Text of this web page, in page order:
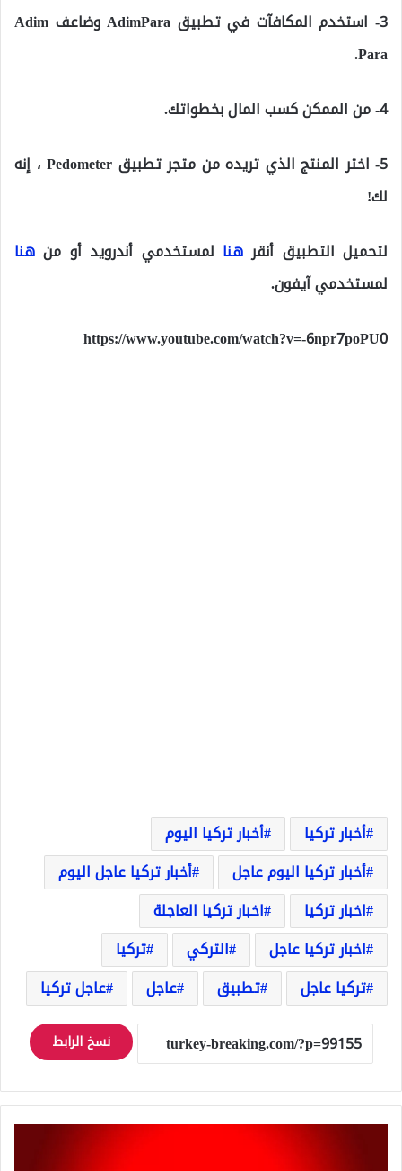
3- استخدم المكافآت في تطبيق AdimPara وضاعف Adim
Para.
4- من الممكن كسب المال بخطواتك.
5- اختر المنتج الذي تريده من متجر تطبيق Pedometer ، إنه
لك!
لتحميل التطبيق أنقرهنا لمستخدمي أندرويد أو من هنا
لمستخدمي آيفون.
https://www.youtube.com/watch?v=-6npr7poPU0
أخبار تركيا
أخبار تركيا اليوم
أخبار تركيا اليوم عاجل
أخبار تركيا عاجل اليوم
اخبار تركيا
اخبار تركيا العاجلة
اخبار تركيا عاجل
التركي
تركيا
تركيا عاجل
تطبيق عاجل عاجل تركيا
نسخ الرابط